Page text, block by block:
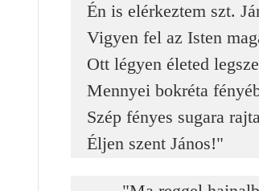
Én is elérkeztem szt.
Vigyen fel az Isten
Ott légyen életed
Mennyei bokréta
Szép fényes sugara
Éljen szent János!"